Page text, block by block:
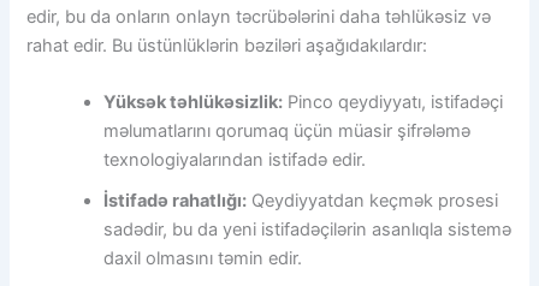
edir, bu da onların onlayn təcrübələrini daha təhlükəsiz və
rahat edir. Bu üstünlüklərin bəziləri aşağıdakılardır:
Yüksək təhlükəsizlik: Pinco qeydiyyatı, istifadəçi
məlumatlarını qorumaq üçün müasir şifrələmə
texnologiyalarından istifadə edir.
İstifadə rahatlığı: Qeydiyyatdan keçmək prosesi
sadədir, bu da yeni istifadəçilərin asanlıqla sistemə
daxil olmasını təmin edir.